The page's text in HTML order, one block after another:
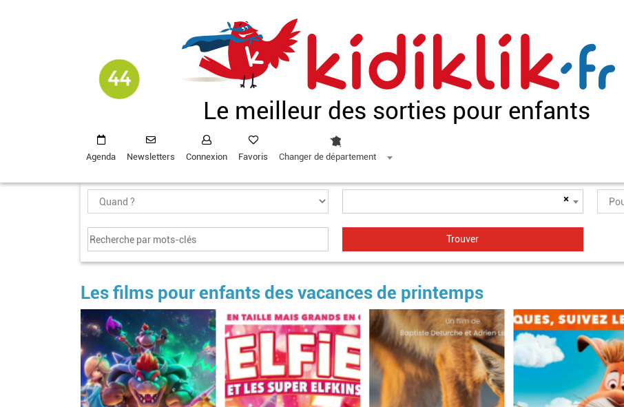
Le meilleur des sorties pour enfants
Agenda Newsletters Connexion Favoris Changer de département
×
Les films pour enfants des vacances de printemps
Image